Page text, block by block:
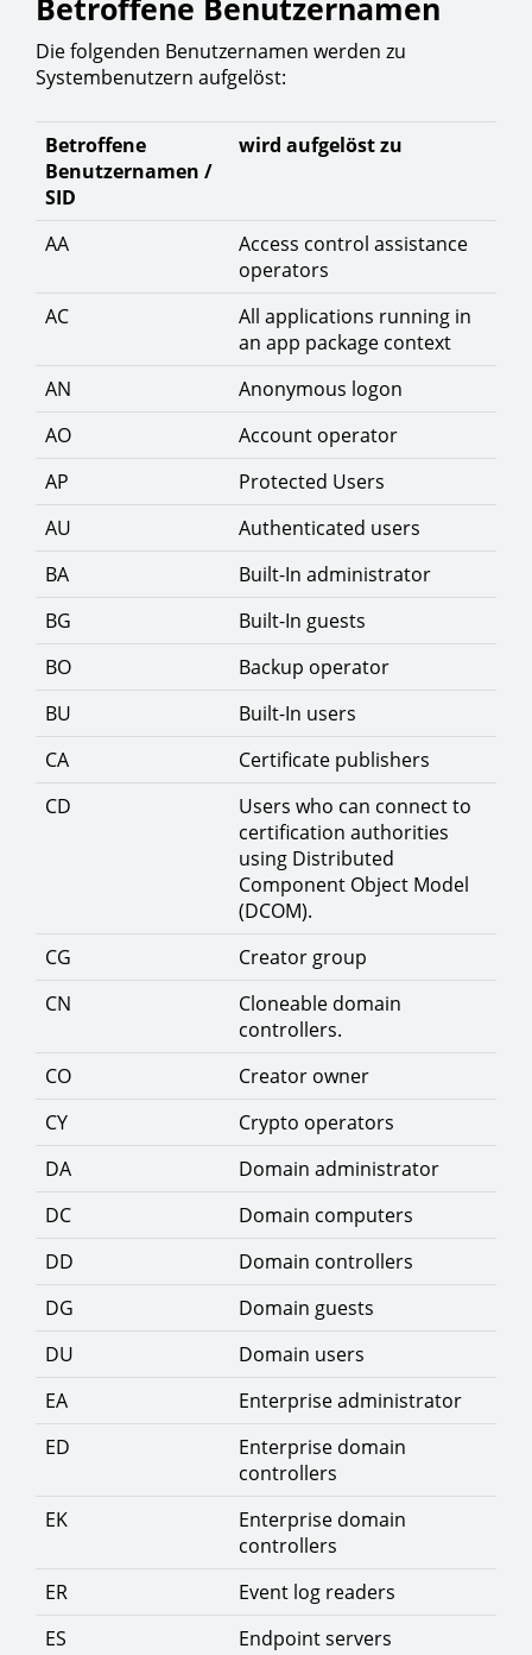
Betroffene Benutzernamen
Die folgenden Benutzernamen werden zu
Systembenutzern aufgelöst:
Betroffene
Benutzernamen /
SID
wird aufgelöst zu
AA
Access control assistance
operators
AC
All applications running in
an app package context
AN
Anonymous logon
AO
Account operator
AP
Protected Users
AU
Authenticated users
BA
Built-In administrator
BG
Built-In guests
BO
Backup operator
BU
Built-In users
CA
Certificate publishers
CD
Users who can connect to
certification authorities
using Distributed
Component Object Model
(DCOM).
CG
Creator group
CN
Cloneable domain
controllers.
CO
Creator owner
CY
Crypto operators
DA
Domain administrator
DC
Domain computers
DD
Domain controllers
DG
Domain guests
DU
Domain users
EA
Enterprise administrator
ED
Enterprise domain
controllers
EK
Enterprise domain
controllers
ER
Event log readers
ES
Endpoint servers